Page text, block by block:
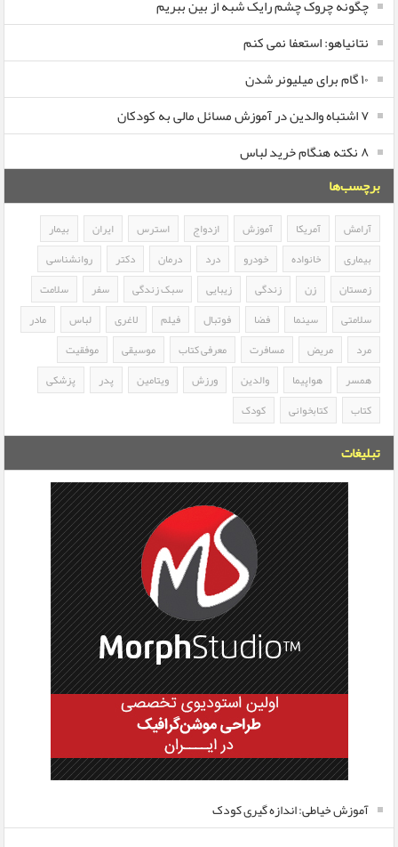
چگونه چروک چشم رایک شبه از بین ببریم
نتانیاهو: استعفا نمی کنم
۱۰ گام برای میلیونر شدن
۷ اشتباه والدین در آموزش مسائل مالی به کودکان
۸ نکته هنگام خرید لباس
برچسب‌ها
آرامش آمریکا آموزش ازدواج استرس ایران
بیمار
بیماری
خانواده خودرو درد درمان دکتر
روانشناسی
زمستان
زن زندگی زیبایی سبک زندگی سفر
سلامت
سلامتی
سینما فضا فوتبال فیلم لاغری لباس
مادر
مرد
مریض مسافرت معرفی کتاب موسیقی
موفقیت
همسر
هواپیما والدین ورزش ویتامین پدر
پزشکی
کتاب
کتابخوانی کودک
تبلیغات
آموزش خیاطی: اندازه گیری کودک